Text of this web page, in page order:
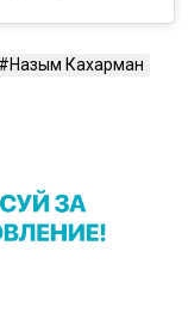
Назым Кахарман